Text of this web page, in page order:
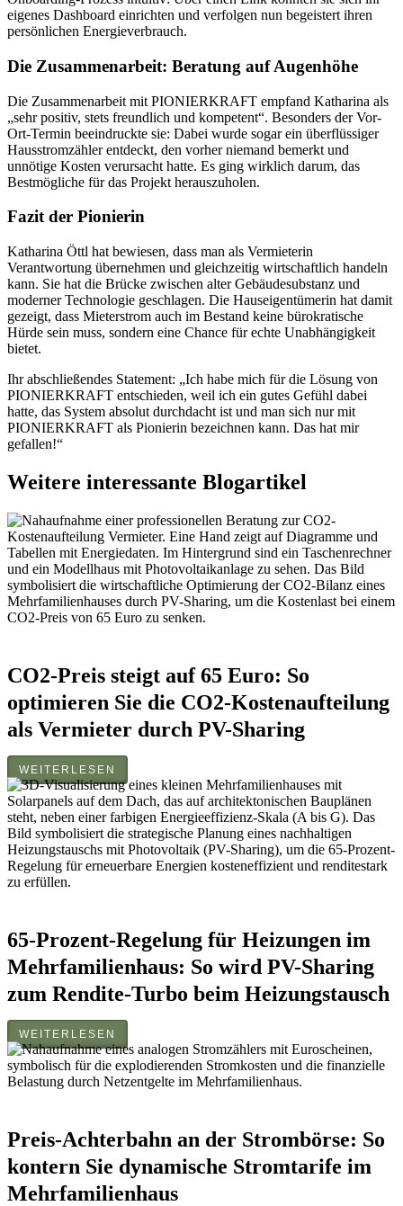
eigenes Dashboard einrichten und verfolgen nun begeistert ihren
persönlichen Energieverbrauch.
Die Zusammenarbeit: Beratung auf Augenhöhe
Die Zusammenarbeit mit PIONIERKRAFT empfand Katharina als
„sehr positiv, stets freundlich und kompetent“. Besonders der Vor-
Ort-Termin beeindruckte sie: Dabei wurde sogar ein überflüssiger
Hausstromzähler entdeckt, den vorher niemand bemerkt und
unnötige Kosten verursacht hatte. Es ging wirklich darum, das
Bestmögliche für das Projekt herauszuholen.
Fazit der Pionierin
Katharina Öttl hat bewiesen, dass man als Vermieterin
Verantwortung übernehmen und gleichzeitig wirtschaftlich handeln
kann. Sie hat die Brücke zwischen alter Gebäudesubstanz und
moderner Technologie geschlagen. Die Hauseigentümerin hat damit
gezeigt, dass Mieterstrom auch im Bestand keine bürokratische
Hürde sein muss, sondern eine Chance für echte Unabhängigkeit
bietet.
Ihr abschließendes Statement: „Ich habe mich für die Lösung von
PIONIERKRAFT entschieden, weil ich ein gutes Gefühl dabei
hatte, das System absolut durchdacht ist und man sich nur mit
PIONIERKRAFT als Pionierin bezeichnen kann. Das hat mir
gefallen!“
Weitere interessante Blogartikel
CO2-Preis steigt auf 65 Euro: So
optimieren Sie die CO2-Kostenaufteilung
als Vermieter durch PV-Sharing
WEITERLESEN
65-Prozent-Regelung für Heizungen im
Mehrfamilienhaus: So wird PV-Sharing
zum Rendite-Turbo beim Heizungstausch
WEITERLESEN
Preis-Achterbahn an der Strombörse: So
kontern Sie dynamische Stromtarife im
Mehrfamilienhaus